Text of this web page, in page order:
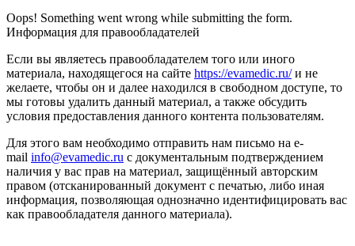
Oops! Something went wrong while submitting the form.
Информация для правообладателей
Если вы являетесь правообладателем того или иного
материала, находящегося на сайте https://evamedic.ru/и не
желаете, чтобы он и далее находился в свободном доступе, то
мы готовы удалить данный материал, а также обсудить
условия предоставления данного контента пользователям.
Для этого вам необходимо отправить нам письмо на e-
mail info@evamedic.ru с документальным подтверждением
наличия у вас прав на материал, защищённый авторским
правом (отсканированный документ с печатью, либо иная
информация, позволяющая однозначно идентифицировать вас
как правообладателя данного материала).